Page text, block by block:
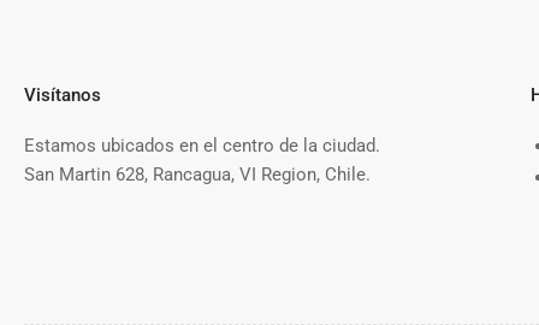
Visítanos
Estamos ubicados en el centro de la ciudad.
San Martin 628, Rancagua, VI Region, Chile.